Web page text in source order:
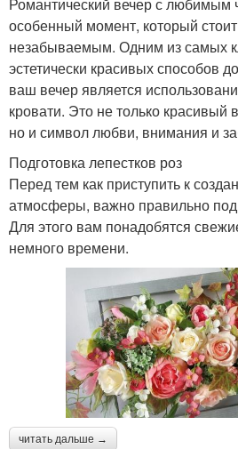
Романтический вечер с любимым
особенный момент, который
незабываемым. Одним из самых
эстетически красивых способов
ваш вечер является
кровати. Это не только красивый
но и символ любви, внимания и
Подготовка лепестков роз
Перед тем как приступить к
атмосферы, важно правильно
Для этого вам понадобятся
немного времени.
читать дальше →